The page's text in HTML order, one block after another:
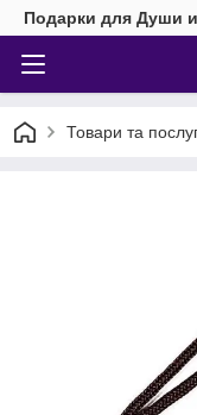
Подарки для Души
Товари та